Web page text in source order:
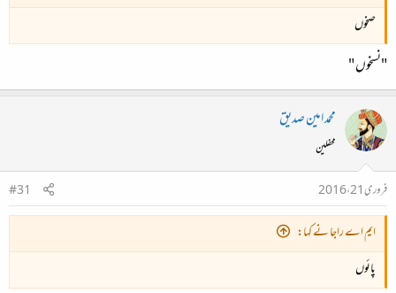
صخوں
"نسخوں "
محمد امین صدیق
محفلین
فروری 21، 2016
#31
ایم اے راجا نے کہا:
پائوں